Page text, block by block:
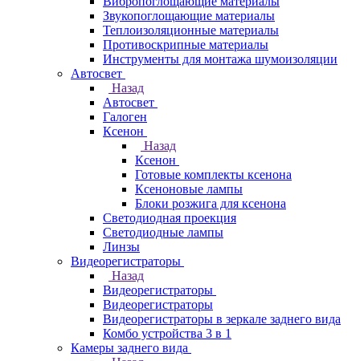
Звукопоглощающие материалы
Теплоизоляционные материалы
Противоскрипные материалы
Инструменты для монтажа шумоизоляции
Автосвет
Назад
Автосвет
Галоген
Ксенон
Назад
Ксенон
Готовые комплекты ксенона
Ксеноновые лампы
Блоки розжига для ксенона
Светодиодная проекция
Светодиодные лампы
Линзы
Видеорегистраторы
Назад
Видеорегистраторы
Видеорегистраторы
Видеорегистраторы в зеркале заднего вида
Комбо устройства 3 в 1
Камеры заднего вида